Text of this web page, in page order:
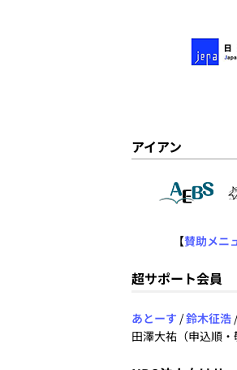
アイアン
【賛助メニ
超サポート会員
あとーす /鈴木征浩/
田澤大祐（申込順・